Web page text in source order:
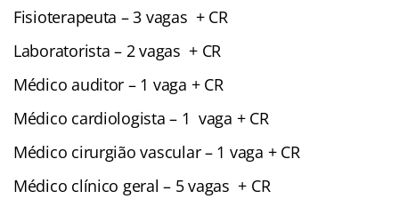
Fisioterapeuta – 3 vagas + CR
Laboratorista – 2 vagas + CR
Médico auditor – 1 vaga + CR
Médico cardiologista – 1 vaga + CR
Médico cirurgião vascular – 1 vaga + CR
Médico clínico geral – 5 vagas + CR